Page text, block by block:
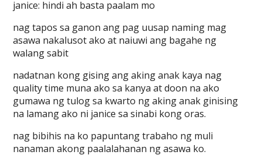
janice: hindi ah basta paalam mo
nag tapos sa ganon ang pag uusap naming mag
asawa nakalusot ako at naiuwi ang bagahe ng
walang sabit
nadatnan kong gising ang aking anak kaya nag
quality time muna ako sa kanya at doon na ako
gumawa ng tulog sa kwarto ng aking anak ginising
na lamang ako ni janice sa sinabi kong oras.
nag bibihis na ko papuntang trabaho ng muli
nanaman akong paalalahanan ng asawa ko.